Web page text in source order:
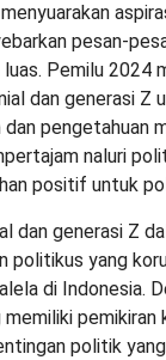
pesan-
Pemilu 2024
dan generasi Z
dan pengetahuan
naluri
positif untuk
dan generasi Z
politikus yang
di Indonesia.
memiliki
politik